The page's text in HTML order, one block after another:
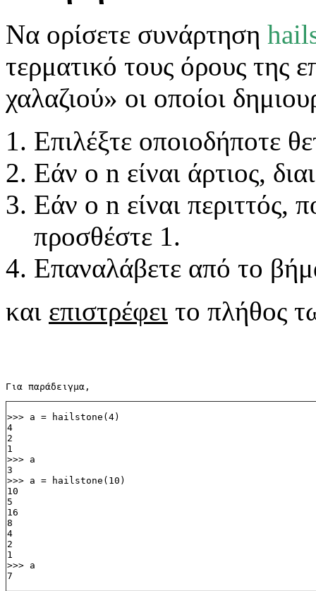
Να ορίσετε συνάρτηση
τερματικό τους όρους της
χαλαζιού» οι οποίοι
Επιλέξτε οποιοδήποτε
Εάν ο n είναι άρτιος,
Εάν ο n είναι περιττός,
προσθέστε 1.
Επαναλάβετε από το
και επιστρέφει το πλήθος
Για παράδειγμα,
>>> a = hailstone(4)
4
2
1
>>> a
3
>>> a = hailstone(10)
10
5
16
8
4
2
1
>>> a
7